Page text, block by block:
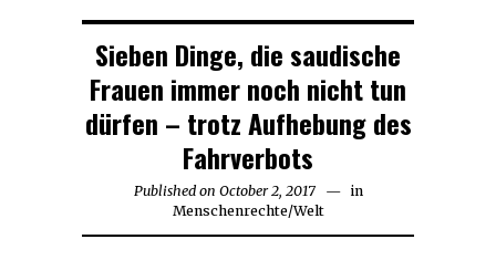
Sieben Dinge, die saudische
Frauen immer noch nicht tun
dürfen – trotz Aufhebung des
Fahrverbots
Published on October 2, 2017October
2,
2017
in
Menschenrechte/Welt